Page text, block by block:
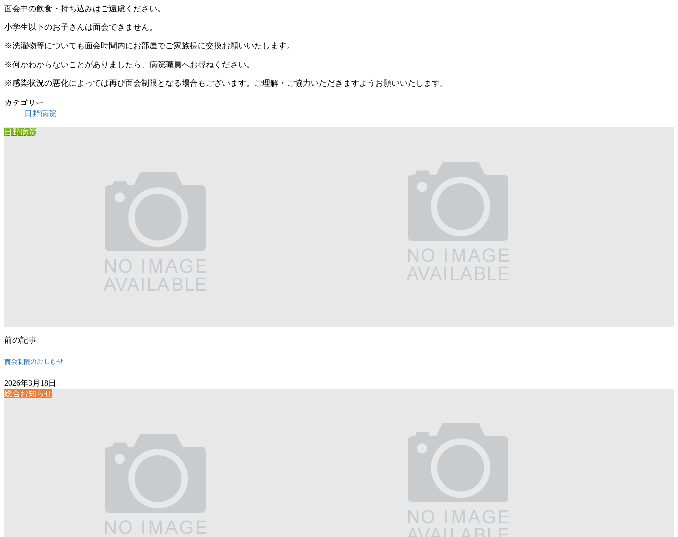
面会中の飲食・持ち込みはご遠慮ください。
小学生以下のお子さんは面会できません。
※洗濯物等についても面会時間内にお部屋でご家族様に交換お願いいたします。
※何かわからないことがありましたら、病院職員へお尋ねください。
※感染状況の悪化によっては再び面会制限となる場合もございます。ご理解・ご協力いただきますようお願いいたします。
カテゴリー
日野病院
日野病院
前の記事
面会制限のおしらせ
2026年3月18日
総合お知らせ